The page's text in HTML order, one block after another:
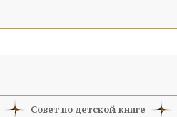
Совет по детской книге